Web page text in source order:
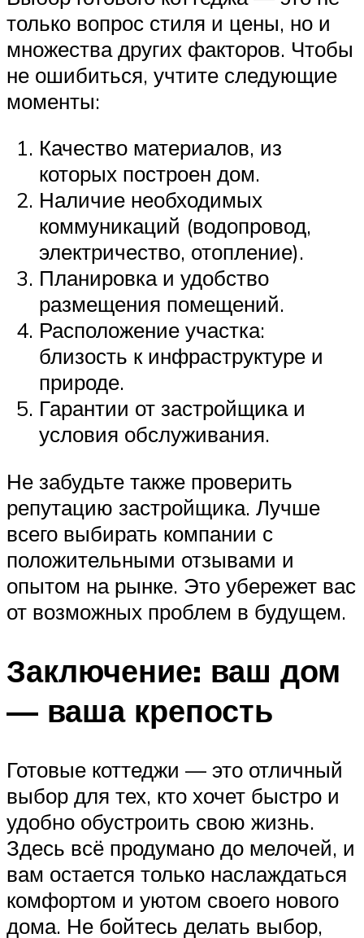
только вопрос стиля и цены, но и
множества других факторов. Чтобы
не ошибиться, учтите следующие
моменты:
Качество материалов, из
которых построен дом.
Наличие необходимых
коммуникаций (водопровод,
электричество, отопление).
Планировка и удобство
размещения помещений.
Расположение участка:
близость к инфраструктуре и
природе.
Гарантии от застройщика и
условия обслуживания.
Не забудьте также проверить
репутацию застройщика. Лучше
всего выбирать компании с
положительными отзывами и
опытом на рынке. Это убережет вас
от возможных проблем в будущем.
Заключение: ваш дом
— ваша крепость
Готовые коттеджи — это отличный
выбор для тех, кто хочет быстро и
удобно обустроить свою жизнь.
Здесь всё продумано до мелочей, и
вам остается только наслаждаться
комфортом и уютом своего нового
дома. Не бойтесь делать выбор,